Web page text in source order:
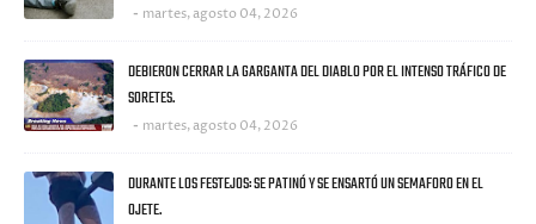
martes, agosto 04, 2026
DEBIERON CERRAR LA GARGANTA DEL DIABLO POR EL INTENSO TRÁFICO DE
SORETES.
martes, agosto 04, 2026
DURANTE LOS FESTEJOS: SE PATINÓ Y SE ENSARTÓ UN SEMAFORO EN EL
OJETE.